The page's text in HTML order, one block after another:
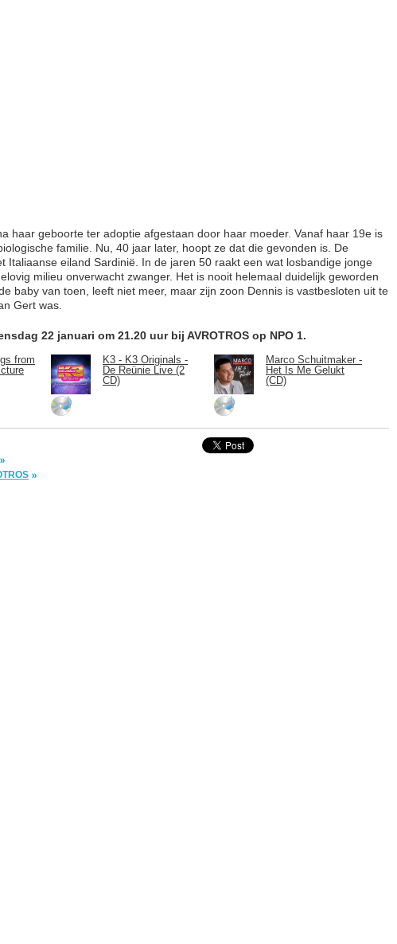
haar geboorte ter adoptie afgestaan door haar moeder. Vanaf haar 19e is
familie. Nu, 40 jaar later, hoopt ze dat die gevonden is. De
Italiaanse eiland Sardinië. In de jaren 50 raakt een wat losbandige jonge
milieu onverwacht zwanger. Het is nooit helemaal duidelijk geworden
baby van toen, leeft niet meer, maar zijn zoon Dennis is vastbesloten uit te
Gert was.
22 januari om 21.20 uur bij AVROTROS op NPO 1.
from
K3 - K3 Originals -
De Reünie Live (2
CD)
Marco Schuitmaker -
Het Is Me Gelukt
(CD)